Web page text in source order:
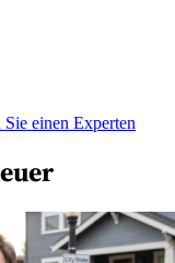
Sie einen Experten